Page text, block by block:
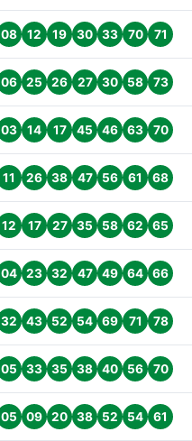
08 12 19 30 33 70 71
06 25 26 27 30 58 73
03 14 17 45 46 63 70
11 26 38 47 56 61 68
12 17 27 35 58 62 65
04 23 32 47 49 64 66
32 43 52 54 69 71 78
05 33 35 38 40 56 70
05 09 20 38 52 54 61